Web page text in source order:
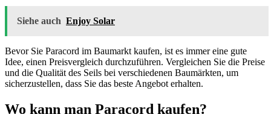
Siehe auch Enjoy Solar
Bevor Sie Paracord im Baumarkt kaufen, ist es immer eine gute
Idee, einen Preisvergleich durchzuführen. Vergleichen Sie die Preise
und die Qualität des Seils bei verschiedenen Baumärkten, um
sicherzustellen, dass Sie das beste Angebot erhalten.
Wo kann man Paracord kaufen?